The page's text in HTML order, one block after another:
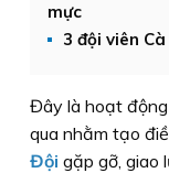
mực
3 đội viên
Đây là hoạt
qua nhằm tạo
Đội gặp gỡ, giao